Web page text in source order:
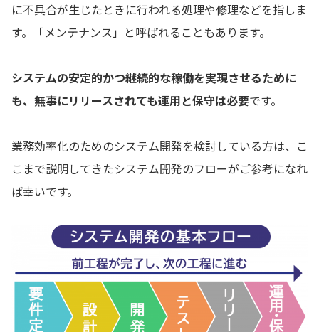
に不具合が生じたときに行われる処理や修理などを指しま
す。「メンテナンス」と呼ばれることもあります。
システムの安定的かつ継続的な稼働を実現させるために
も、無事にリリースされても運用と保守は必要です。
業務効率化のためのシステム開発を検討している方は、こ
こまで説明してきたシステム開発のフローがご参考になれ
ば幸いです。